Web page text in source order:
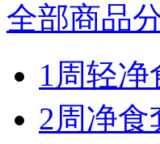
全部商品
1周轻净
2周净食